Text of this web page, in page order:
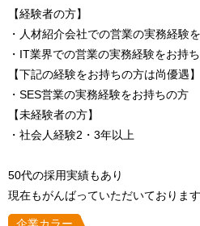
【経験者の方】
・人材紹介会社での営業の実務経験
・IT業界での営業の実務経験をお持
【下記の経験をお持ちの方は尚優遇】
・SES営業の実務経験をお持ちの方
【未経験者の方】
・社会人経験2・3年以上
50代の採用実績もあり
現在もがんばっていただいております